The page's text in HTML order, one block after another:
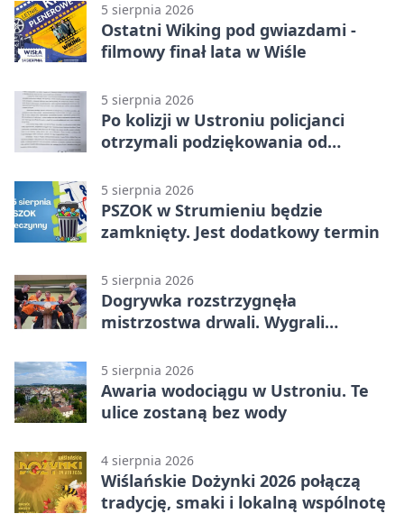
5 sierpnia 2026
Ostatni Wiking pod gwiazdami -
filmowy finał lata w Wiśle
5 sierpnia 2026
Po kolizji w Ustroniu policjanci
otrzymali podziękowania od
5 sierpnia 2026
PSZOK w Strumieniu będzie
zamknięty. Jest dodatkowy termin
5 sierpnia 2026
Dogrywka rozstrzygnęła
mistrzostwa drwali. Wygrali
5 sierpnia 2026
Awaria wodociągu w Ustroniu. Te
ulice zostaną bez wody
4 sierpnia 2026
Wiślańskie Dożynki 2026 połączą
tradycję, smaki i lokalną wspólnotę